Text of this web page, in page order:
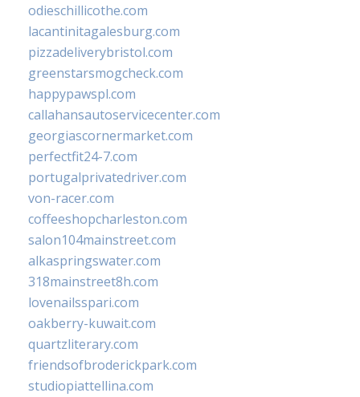
odieschillicothe.com
lacantinitagalesburg.com
pizzadeliverybristol.com
greenstarsmogcheck.com
happypawspl.com
callahansautoservicecenter.com
georgiascornermarket.com
perfectfit24-7.com
portugalprivatedriver.com
von-racer.com
coffeeshopcharleston.com
salon104mainstreet.com
alkaspringswater.com
318mainstreet8h.com
lovenailsspari.com
oakberry-kuwait.com
quartzliterary.com
friendsofbroderickpark.com
studiopiattellina.com